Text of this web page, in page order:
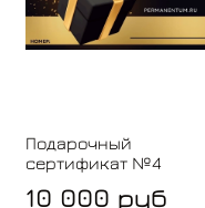
Подарочный
сертификат №4
10 000 руб